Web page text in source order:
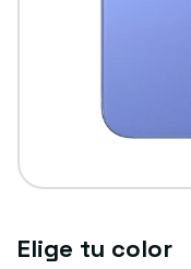
Elige tu color